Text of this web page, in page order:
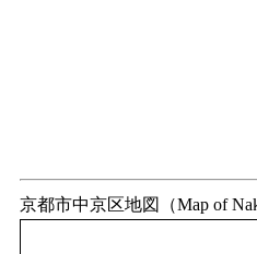
京都市中京区地図（Map of